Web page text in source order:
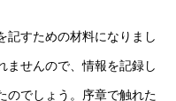
記すための材料になりまし
ませんので、情報を記録し
のでしょう。序章で触れた